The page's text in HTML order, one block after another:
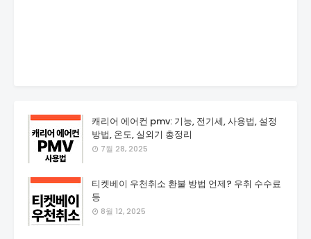
캐리어 에어컨 pmv: 기능, 전기세, 사용법, 설정
방법, 온도, 실외기 총정리
7월 28, 2025
티켓베이 우천취소 환불 방법 언제? 우취 수수료
등
8월 12, 2025